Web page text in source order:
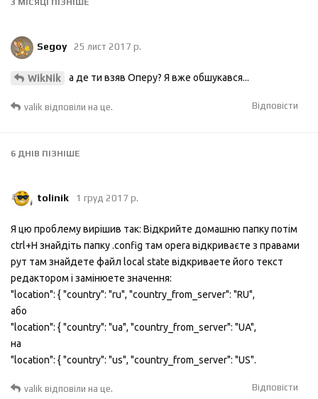
3 МІСЯЦІ ПІЗНІШЕ
Segoy 25 лист 2017 р.
WikNik а де ти взяв Оперу? Я вже обшукався...
Відповісти
valik відповіли на це.
6 ДНІВ ПІЗНІШЕ
tolinik 1 груд 2017 р.
Я цю проблему вирішив так: Відкрийте домашню папку потім
ctrl+H знайдіть папку .config там opera відкриваєте з правами
рут там знайдете файл local state відкриваете його текст
редактором і замінюете значення:
"location": { "country": "ru", "country_from_server": "RU",
або
"location": { "country": "ua", "country_from_server": "UA",
на
"location": { "country": "us", "country_from_server": "US".
Відповісти
valik відповіли на це.